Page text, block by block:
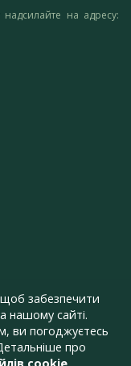
на адресу:
забезпечити
нашому сайті.
ви погоджуєтесь
про